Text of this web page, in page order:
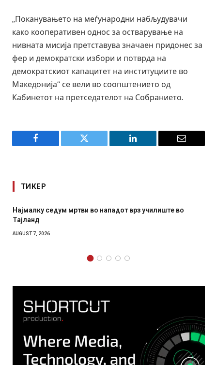
„Поканувањето на меѓународни набљудувачи
како кооперативен однос за остварување на
нивната мисија претставува значаен придонес за
фер и демократски избори и потврда на
демократскиот капацитет на институциите во
Македонија“ се вели во соопштението од
Кабинетот на претседателот на Собранието.
Facebook Twitter LinkedIn Email
ТИКЕР
Најмалку седум мртви во нападот врз училиште во
Тајланд
AUGUST 7, 2026